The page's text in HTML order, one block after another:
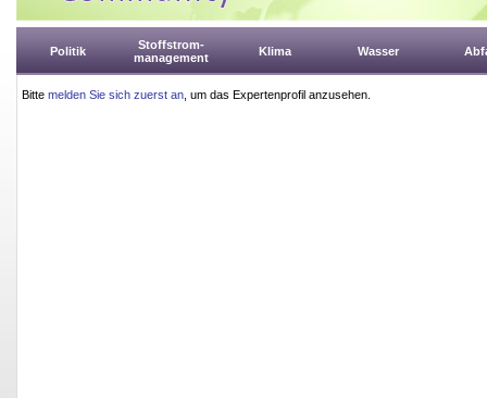
Politik
Stoffstrom-
management
Klima Wasser
Bitte melden Sie sich zuerst an , um das Expertenprofil anzusehen.